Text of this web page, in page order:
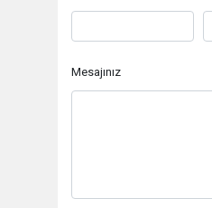
Mesajınız